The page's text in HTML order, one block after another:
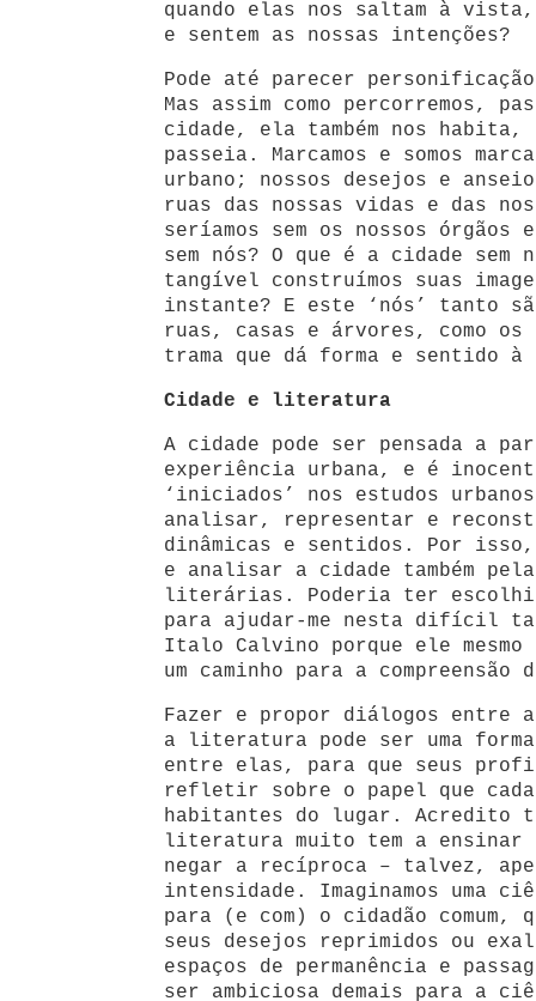
quando elas nos saltam à vista,
e sentem as nossas intenções?
Pode até parecer
Mas assim como percorremos,
cidade, ela também nos habita,
passeia. Marcamos e somos
urbano; nossos desejos e
ruas das nossas vidas e das
seríamos sem os nossos
sem nós? O que é a cidade sem
tangível construímos suas
instante? E este ‘nós’ tanto
ruas, casas e árvores, como
trama que dá forma e sentido à
Cidade e literatura
A cidade pode ser pensada a
experiência urbana, e é
‘iniciados’ nos estudos
analisar, representar e
dinâmicas e sentidos. Por
e analisar a cidade também
literárias. Poderia ter
para ajudar-me nesta difícil
Italo Calvino porque ele mesmo
um caminho para a compreensão
Fazer e propor diálogos entre
a literatura pode ser uma
entre elas, para que seus
refletir sobre o papel que cada
habitantes do lugar. Acredito
literatura muito tem a ensinar
negar a recíproca – talvez,
intensidade. Imaginamos uma
para (e com) o cidadão comum,
seus desejos reprimidos ou
espaços de permanência e
ser ambiciosa demais para a